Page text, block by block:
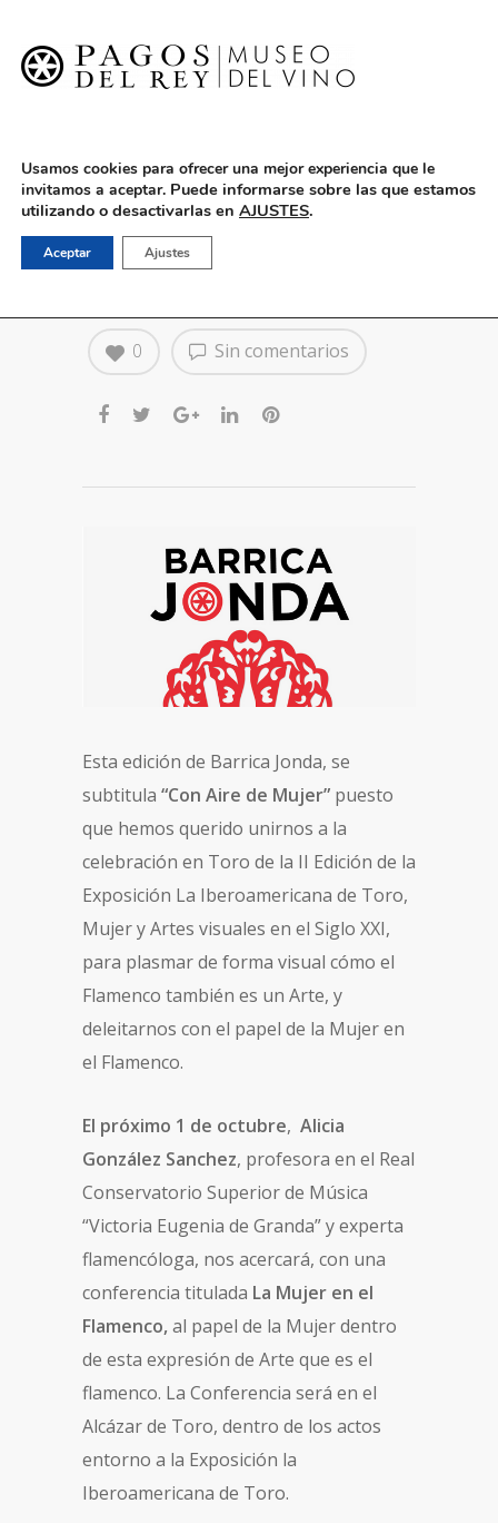
English
1 de octubre: Conferencia
La Mujer en el Flamenco
Sin comentarios
0
Esta edición de Barrica Jonda, se
subtitula “Con Aire de Mujer” puesto
que hemos querido unirnos a la
celebración en Toro de la II Edición de la
Exposición La Iberoamericana de Toro,
Mujer y Artes visuales en el Siglo XXI,
para plasmar de forma visual cómo el
Flamenco también es un Arte, y
deleitarnos con el papel de la Mujer en
el Flamenco.
El próximo 1 de octubre, Alicia
González Sanchez, profesora en el Real
Conservatorio Superior de Música
“Victoria Eugenia de Granda” y experta
flamencóloga, nos acercará, con una
conferencia titulada La Mujer en el
Flamenco,al papel de la Mujer dentro
de esta expresión de Arte que es el
flamenco. La Conferencia será en el
Alcázar de Toro, dentro de los actos
entorno a la Exposición la
Iberoamericana de Toro.
Usamos cookies para ofrecer una mejor experiencia que le
invitamos a aceptar. Puede informarse sobre las que estamos
utilizando o desactivarlas en AJUSTES.
Aceptar Ajustes